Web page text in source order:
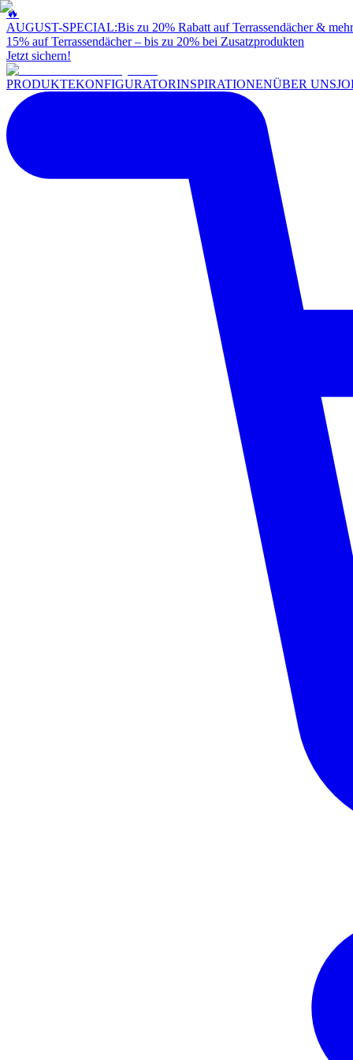
🔥
AUGUST-SPECIAL:Bis zu 20% Rabatt auf Terrassendächer & mehr
15% auf Terrassendächer – bis zu 20% bei Zusatzprodukten
Jetzt sichern!
PRODUKTEKONFIGURATORINSPIRATIONENÜBER UNS